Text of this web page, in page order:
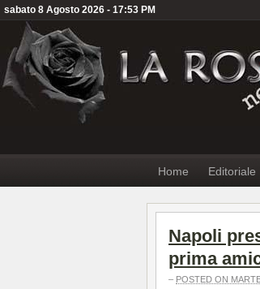
sabato 8 Agosto 2026 - 17:53 PM
Home Editoriale
Napoli
prima
– POSTED ON